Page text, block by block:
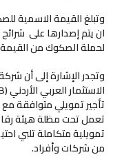
لحملة الصكوك من
وتجدر الإشارة إلى أن
تأجير تمويلي متوافقة
تعمل تحت مظلة هيئة
تمويلية متكاملة تلبي
من شركات وأفراد.